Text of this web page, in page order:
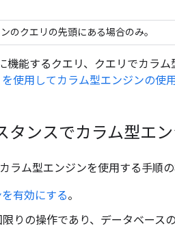
のクエリの先頭にある場合のみ。
機能するクエリ、クエリでカラ
を使用してカラム型エンジンの使
タンスでカラム型エ
ラム型エンジンを使用する手順の
有効にする。
りの操作であり、データベース